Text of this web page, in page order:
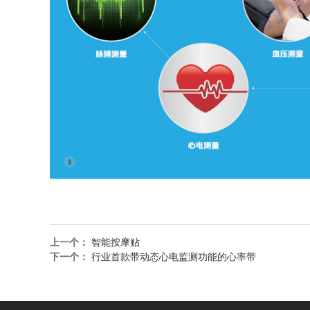
上一个： 智能按摩贴
下一个： 行业首款带动态心电监测功能的心率带